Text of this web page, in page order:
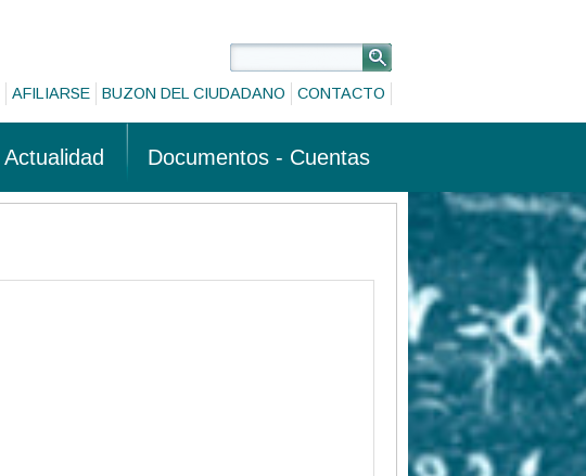
CONTACTO
BUZON DEL CIUDADANO
AFILIARSE
Documentos - Cuentas
Actualidad